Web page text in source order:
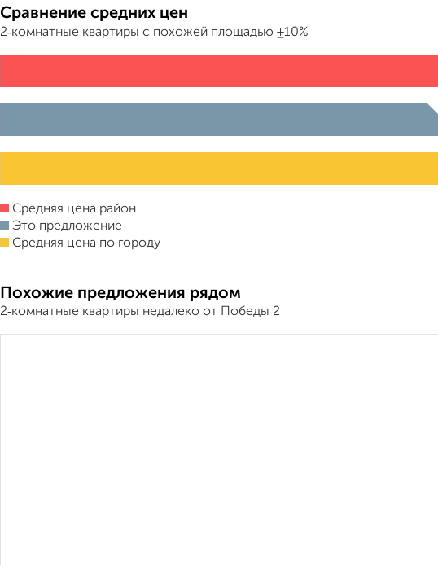
Сравнение средних цен
2‑комнатные квартиры с похожей площадью ±10%
Средняя цена район
Это предложение
Средняя цена по городу
Похожие предложения рядом
2‑комнатные квартиры недалеко от Победы 2